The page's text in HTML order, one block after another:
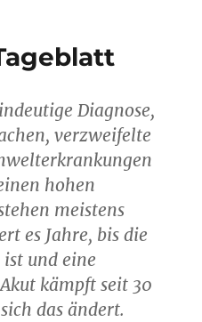
Diagnose,
verzweifelte
hohen
meistens
es Jahre, bis die
und eine
kämpft seit 30
das ändert.